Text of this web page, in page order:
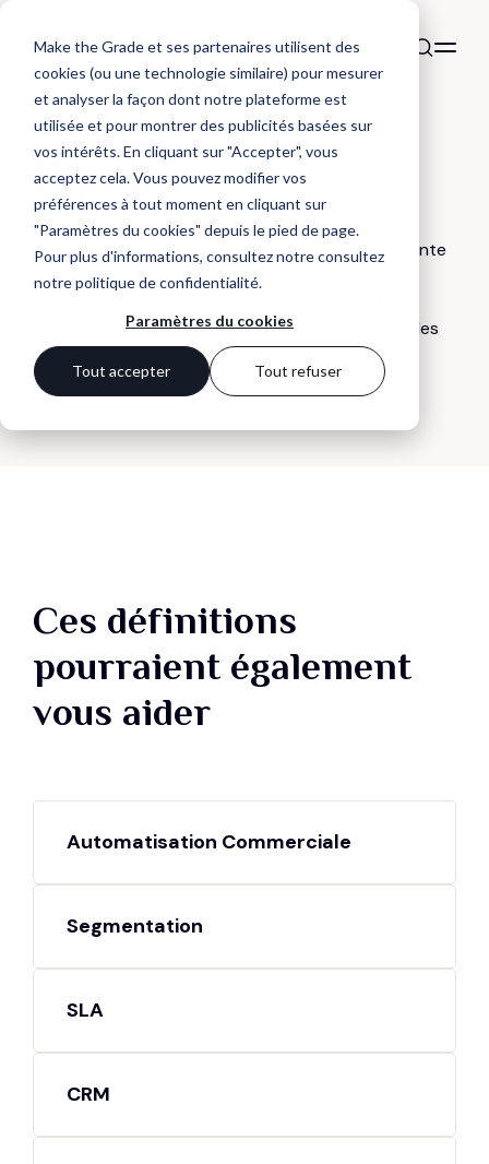
Make the Grade et ses partenaires utilisent des
cookies (ou une technologie similaire) pour mesurer
et analyser la façon dont notre plateforme est
utilisée et pour montrer des publicités basées sur
vos intérêts. En cliquant sur "Accepter", vous
acceptez cela. Vous pouvez modifier vos
préférences à tout moment en cliquant sur
"Paramètres du cookies" depuis le pied de page.
Pour plus d'informations, consultez notreconsultez
notre politique de confidentialité.
Paramètres du cookies
Tout accepter Tout refuser
DÉFINITION
Pipeline
Pipeline : permet de visualiser le processus de vente
et d'assurer le suivi de ses transactions.
l'anticipation des zones de risques afin de saisir les
opportunités.
Ces définitions
pourraient également
vous aider
Automatisation Commerciale
Segmentation
SLA
CRM